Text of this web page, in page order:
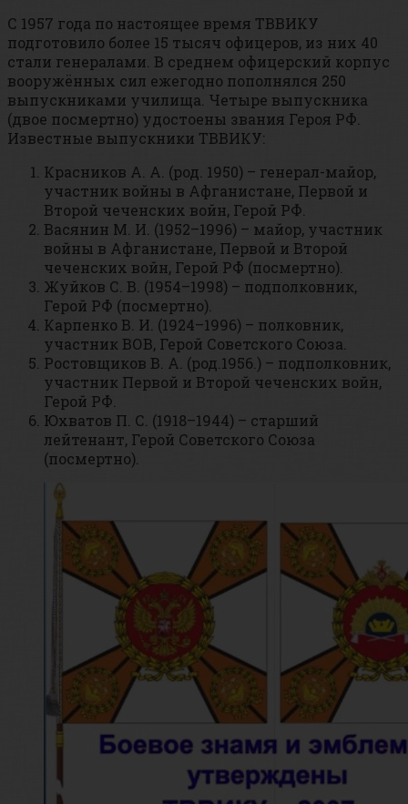
С 1957 года по настоящее время ТВВИКУ
подготовило более 15 тысяч офицеров, из них 40
стали генералами. В среднем офицерский корпус
вооружённых сил ежегодно пополнялся 250
выпускниками училища. Четыре выпускника
(двое посмертно) удостоены звания Героя РФ.
Известные выпускники ТВВИКУ:
Красников А. А. (род. 1950) – генерал-майор,
участник войны в Афганистане, Первой и
Второй чеченских войн, Герой РФ.
Васянин М. И. (1952–1996) – майор, участник
войны в Афганистане, Первой и Второй
чеченских войн, Герой РФ (посмертно).
Жуйков С. В. (1954–1998) – подполковник,
Герой РФ (посмертно).
Карпенко В. И. (1924–1996) – полковник,
участник ВОВ, Герой Советского Союза.
Ростовщиков В. А. (род.1956.) – подполковник,
участник Первой и Второй чеченских войн,
Герой РФ.
Юхватов П. С. (1918–1944) – старший
лейтенант, Герой Советского Союза
(посмертно).